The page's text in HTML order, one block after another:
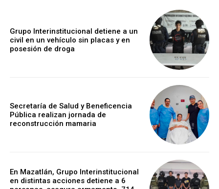
Grupo Interinstitucional detiene a un
civil en un vehículo sin placas y en
posesión de droga
Secretaría de Salud y Beneficencia
Pública realizan jornada de
reconstrucción mamaria
En Mazatlán, Grupo Interinstitucional
en distintas acciones detiene a 6